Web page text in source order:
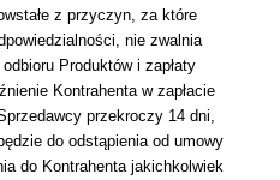
z przyczyn, za które
nie zwalnia
Produktów i zapłaty
Kontrahenta w zapłacie
przekroczy 14 dni,
do odstąpienia od umowy
do Kontrahenta jakichkolwiek